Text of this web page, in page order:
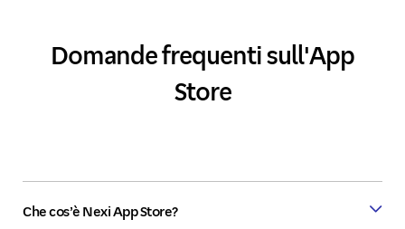
Domande frequenti sull'App
Store
Che cos’è Nexi App Store?